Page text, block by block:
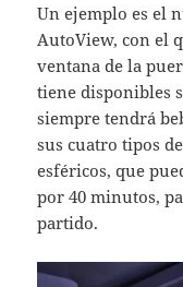
Un ejemplo es el
AutoView, con el
ventana de la
tiene disponibles
siempre tendrá
sus cuatro tipos
esféricos, que
por 40 minutos,
partido.